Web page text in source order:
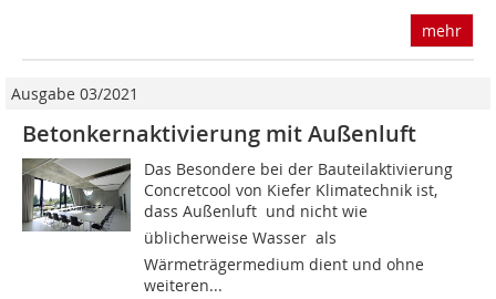
mehr
Ausgabe 03/2021
Betonkernaktivierung mit Außenluft
Das Besondere bei der Bauteilaktivierung
Concretcool von Kiefer Klimatechnik ist,
dass Außenluft  und nicht wie
üblicherweise Wasser  als
Wärmeträgermedium dient und ohne
weiteren...